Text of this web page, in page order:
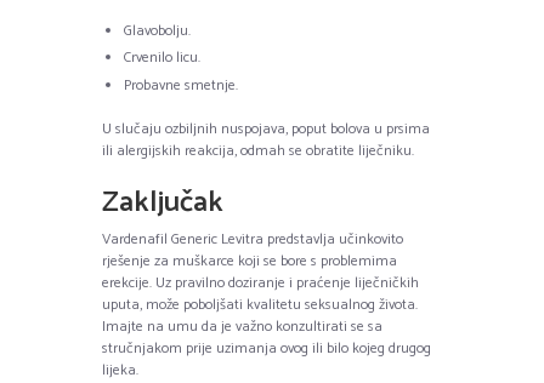
Glavobolju.
Crvenilo licu.
Probavne smetnje.
U slučaju ozbiljnih nuspojava, poput bolova u prsima
ili alergijskih reakcija, odmah se obratite liječniku.
Zaključak
Vardenafil Generic Levitra predstavlja učinkovito
rješenje za muškarce koji se bore s problemima
erekcije. Uz pravilno doziranje i praćenje liječničkih
uputa, može poboljšati kvalitetu seksualnog života.
Imajte na umu da je važno konzultirati se sa
stručnjakom prije uzimanja ovog ili bilo kojeg drugog
lijeka.